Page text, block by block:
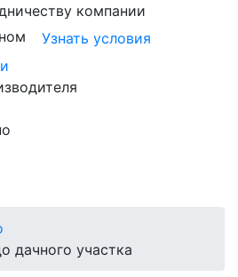
компании
Узнать условия
дачного участка